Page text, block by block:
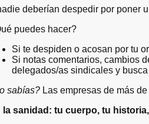
deberían despedir por poner
puedes hacer?
Si te despiden o acosan por tu
Si notas comentarios, cambios
delegados/as sindicales y
sabías? Las empresas de más
la sanidad: tu cuerpo, tu